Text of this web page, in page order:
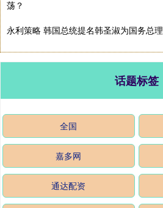
荡？
永利策略 韩国总统提名韩圣淑为国务总理
话题标签
全国
嘉多网
通达配资